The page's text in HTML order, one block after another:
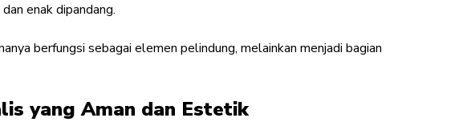
enak dipandang.
berfungsi sebagai elemen pelindung, melainkan menjadi bagian
yang Aman dan Estetik